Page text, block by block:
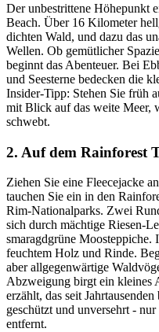
Der unbestrittene Höhepunkt
Beach. Über 16 Kilometer
dichten Wald, und dazu das
Wellen. Ob gemütlicher
beginnt das Abenteuer. Bei
und Seesterne bedecken die
Insider-Tipp: Stehen Sie früh
mit Blick auf das weite Meer,
schwebt.
2. Auf dem Rainforest
Ziehen Sie eine Fleecejacke
tauchen Sie ein in den
Rim-Nationalparks. Zwei
sich durch mächtige Riesen-
smaragdgrüne
feuchtem Holz und Rinde.
aber allgegenwärtige
Abzweigung birgt ein kleines
erzählt, das seit
geschützt und unversehrt -
entfernt.